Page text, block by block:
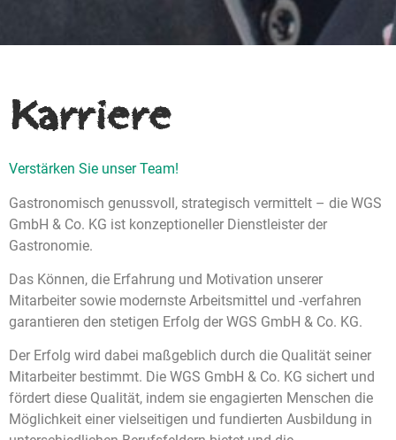
Karriere
Verstärken Sie unser Team!
Gastronomisch genussvoll, strategisch vermittelt – die WGS
GmbH & Co. KG ist konzeptioneller Dienstleister der
Gastronomie.
Das Können, die Erfahrung und Motivation unserer
Mitarbeiter sowie modernste Arbeitsmittel und -verfahren
garantieren den stetigen Erfolg der WGS GmbH & Co. KG.
Der Erfolg wird dabei maßgeblich durch die Qualität seiner
Mitarbeiter bestimmt. Die WGS GmbH & Co. KG sichert und
fördert diese Qualität, indem sie engagierten Menschen die
Möglichkeit einer vielseitigen und fundierten Ausbildung in